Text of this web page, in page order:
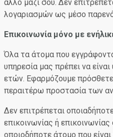
άλλο μαζί σου. Δεν
λογαριασμών ως μέσο
Επικοινωνία μόνο με
Όλα τα άτομα που
υπηρεσία μας πρέπει να
ετών. Εφαρμόζουμε
περαιτέρω προστασία των
Δεν επιτρέπεται
επικοινωνίας ή
οποιοδήποτε άτομο που